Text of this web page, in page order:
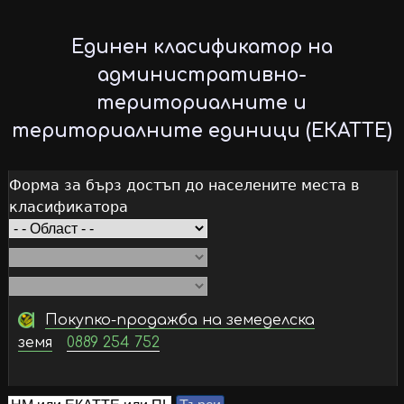
to
main
content
Единен класификатор на
административно-
териториалните и
териториалните единици (ЕКАТТЕ)
Форма за бърз достъп до населените места в
класификатора
Покупко-продажба на земеделска
земя
0889 254 752